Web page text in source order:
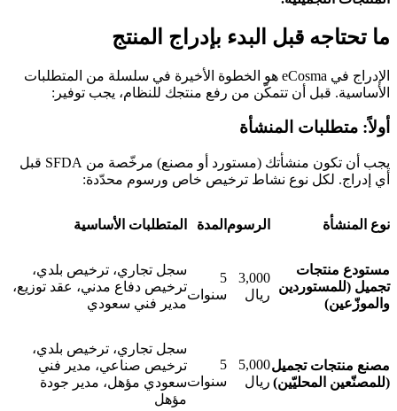
ما تحتاجه قبل البدء بإدراج المنتج
الإدراج في eCosma هو الخطوة الأخيرة في سلسلة من المتطلبات
الأساسية. قبل أن تتمكّن من رفع منتجك للنظام، يجب توفير:
أولاً: متطلبات المنشأة
يجب أن تكون منشأتك (مستورد أو مصنع) مرخّصة من SFDA قبل
أي إدراج. لكل نوع نشاط ترخيص خاص ورسوم محدّدة:
نوع المنشأة الرسوم المدة المتطلبات الأساسية
مستودع منتجات
تجميل (للمستوردين
والموزّعين)
3,000
ريال
5
سنوات
سجل تجاري، ترخيص بلدي،
ترخيص دفاع مدني، عقد توزيع،
مدير فني سعودي
مصنع منتجات تجميل
(للمصنّعين المحليّين)
5,000
ريال
5
سنوات
سجل تجاري، ترخيص بلدي،
ترخيص صناعي، مدير فني
سعودي مؤهل، مدير جودة
مؤهل